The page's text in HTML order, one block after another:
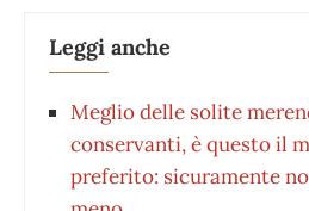
Leggi anche
Meglio delle solite
conservanti, è questo il
preferito: sicuramente